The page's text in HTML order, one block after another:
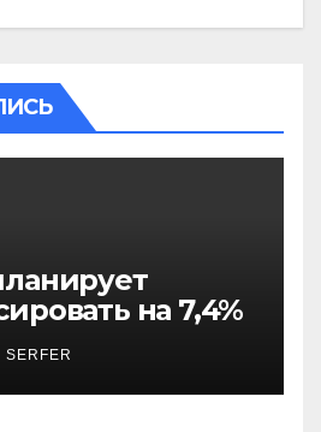
на 7,4%
и
SERFER